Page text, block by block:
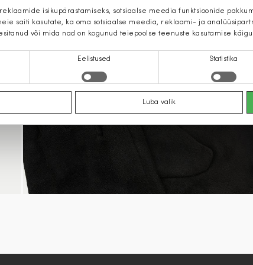
isikupärastamiseks, sotsiaalse meedia funktsioonide
saiti kasutate, ka oma sotsiaalse meedia, reklaami- ja
või mida nad on kogunud teiepoolse teenuste kasutamise
Eelistused Statistika
Luba valik